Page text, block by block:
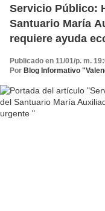
Servicio Público:
Santuario María
requiere ayuda
Publicado en 11/01/p. m.
Por Blog Informativo